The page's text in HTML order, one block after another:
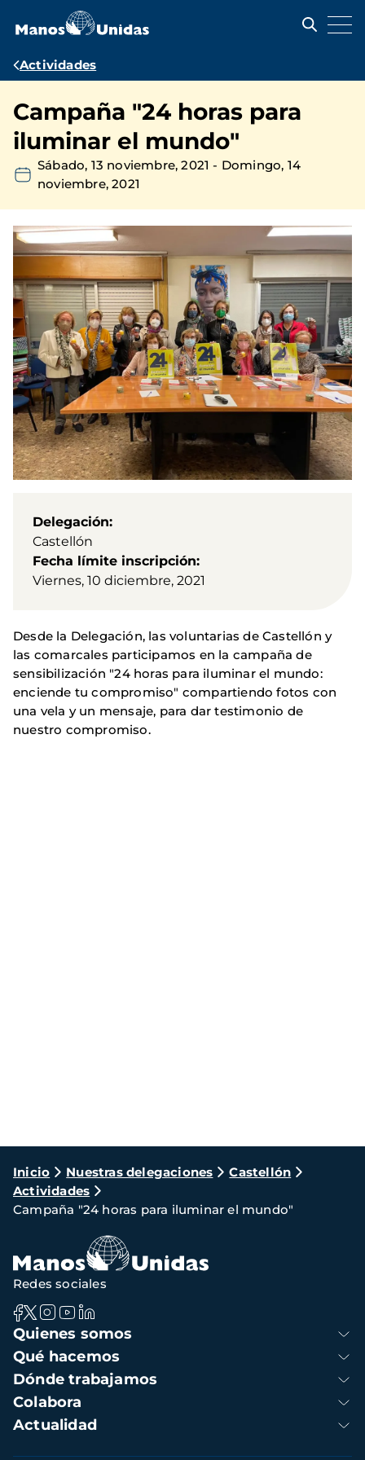
contenido
Ruta
navegación
Actividades
Campaña "24 horas para
iluminar el mundo"
Sábado, 13 noviembre, 2021 - Domingo, 14
noviembre, 2021
Delegación
Castellón
Fecha límite inscripción
Viernes, 10 diciembre, 2021
Desde la Delegación, las voluntarias de Castellón y
las comarcales participamos en la campaña de
sensibilización "24 horas para iluminar el mundo:
enciende tu compromiso" compartiendo fotos con
una vela y un mensaje, para dar testimonio de
nuestro compromiso.
Ruta
de
navegación
Inicio Nuestras delegaciones
Castellón
Actividades
Campaña "24 horas para iluminar el mundo"
Navegación
principal
Quienes somos
Qué hacemos
Dónde trabajamos
Colabora
Actualidad
Redes sociales